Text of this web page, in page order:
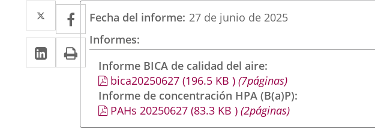
Twitter
Enlace
a
una
aplicación
externa.
Facebook
Enlace
a
una
aplicación
externa.
LinkedIn
Enlace
a
aplicación
externa.
Imprimir
Fecha del informe 27 de junio de 2025
Informes
Informe BICA de calidad del aire
bica20250627(196.5 KB )(7páginas)
Informe de concentración HPA (B(a)P)
PAHs 20250627(83.3 KB )(2páginas)